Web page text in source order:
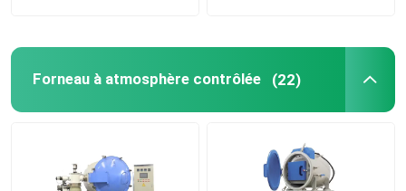
Fours à tubes à haute température
Fours industriels à chambre
Forneau à atmosphère contrôlée (22)